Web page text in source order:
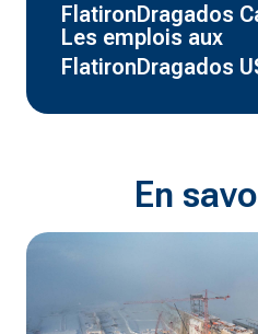
FlatironDragados
Les emplois aux
FlatironDragados
En